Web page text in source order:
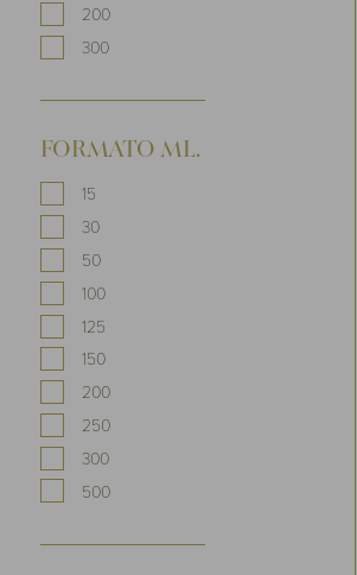
200
300
FORMATO ML.
15
30
50
100
125
150
200
250
300
500